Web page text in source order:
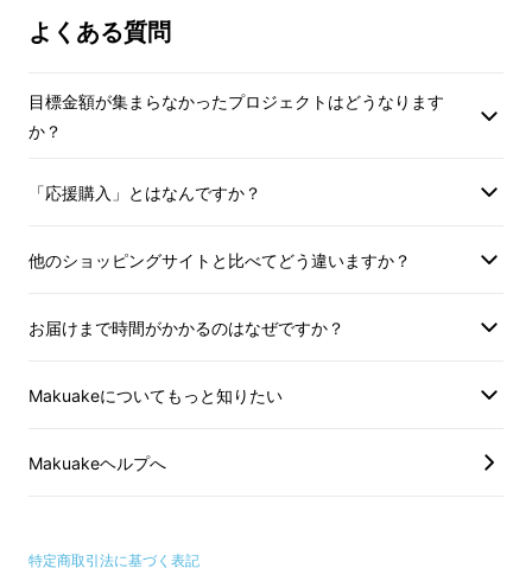
様々なロボット掃除機がある中、多くの製品は
よくある質問
目標金額が集まらなかったプロジェクトはどうなります
か？
「応援購入」とはなんですか？
他のショッピングサイトと比べてどう違いますか？
お届けまで時間がかかるのはなぜですか？
Makuakeについてもっと知りたい
Makuakeヘルプへ
特定商取引法に基づく表記